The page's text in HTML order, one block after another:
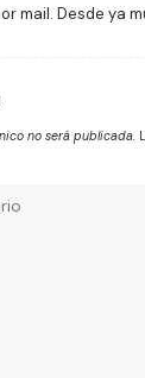
mail. Desde ya
no será publicada.